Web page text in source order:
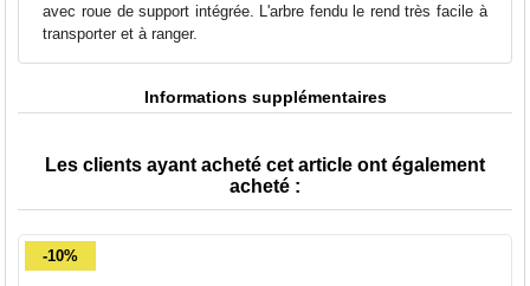
avec roue de support intégrée. L'arbre fendu le rend très facile à
transporter et à ranger.
Informations supplémentaires
Les clients ayant acheté cet article ont également
acheté :
-10%